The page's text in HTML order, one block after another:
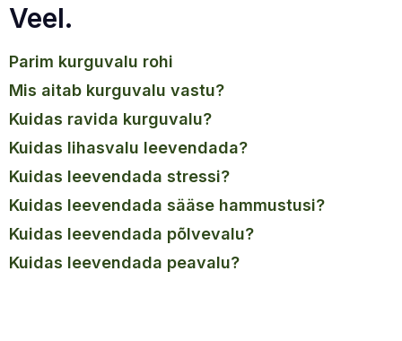
Veel.
parim kurguvalu rohi
mis aitab kurguvalu vastu?
kuidas ravida kurguvalu?
kuidas lihasvalu leevendada?
kuidas leevendada stressi?
kuidas leevendada sääse hammustusi?
kuidas leevendada põlvevalu?
kuidas leevendada peavalu?